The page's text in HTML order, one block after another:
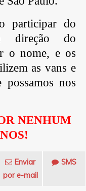
participar do
direção do
o nome, e os
as vans e
nos
NENHUM
Enviar
por e-mail
SMS